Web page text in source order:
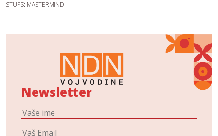
STUPS: MASTERMIND
Newsletter